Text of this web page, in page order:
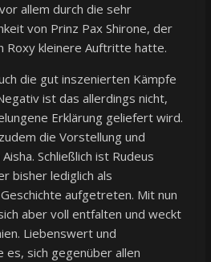
allem durch die sehr
von Prinz Pax Shirone, der
Roxy kleinere Auftritte hatte.
die gut inszenierten Kämpfe
ist das allerdings nicht,
Erklärung geliefert wird.
die Vorstellung und
Schließlich ist Rudeus
bisher lediglich als
aufgetreten. Mit nun
aber voll entfalten und weckt
Liebenswert und
sich gegenüber allen